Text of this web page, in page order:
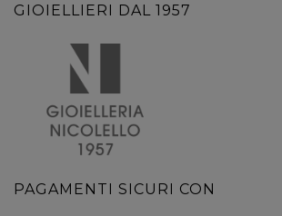
GIOIELLIERI DAL 1957
PAGAMENTI SICURI CON